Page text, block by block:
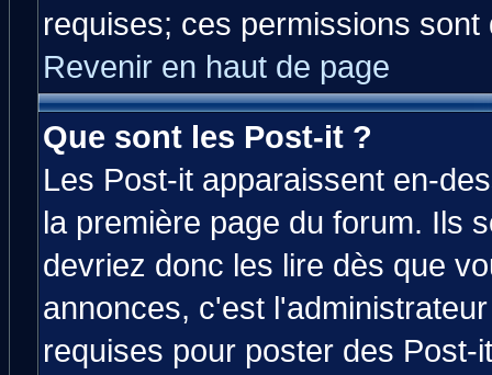
requises; ces permissions
Revenir en haut de page
Que sont les Post-it ?
Les Post-it apparaissent en-
la première page du forum. Ils
devriez donc les lire dès que
annonces, c'est
requises pour poster des Post-